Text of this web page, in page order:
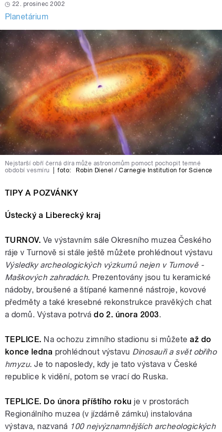
22. prosinec 2002
Planetárium
Nejstarší obří černá díra může astronomům pomoct pochopit temné
období vesmíru
foto: Robin Dienel / Carnegie Institution for Science
TIPY A POZVÁNKY
Ústecký a Liberecký kraj
TURNOV. Ve výstavním sále Okresního muzea Českého
ráje v Turnově si stále ještě můžete prohlédnout výstavu
Výsledky archeologických výzkumů nejen v Turnově -
Maškových zahradách. Prezentovány jsou tu keramické
nádoby, broušené a štípané kamenné nástroje, kovové
předměty a také kresebné rekonstrukce pravěkých chat
a domů. Výstava potrvádo 2. února 2003.
TEPLICE. Na ochozu zimního stadionu si můžeteaž do
konce ledna prohlédnout výstavu Dinosauři a svět obřího
hmyzu. Je to naposledy, kdy je tato výstava v České
republice k vidění, potom se vrací do Ruska.
TEPLICE. Do února příštího roku je v prostorách
Regionálního muzea (v jízdárně zámku) instalována
výstava, nazvaná 100 nejvýznamnějších archeologických